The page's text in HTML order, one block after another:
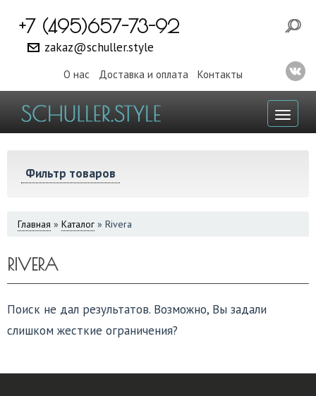
+7 (495)657-73-92
zakaz@schuller.style
О нас Доставка и оплата Контакты
Фильтр товаров
ВЫ
Главная » Каталог » Rivera
RIVERA
Поиск не дал результатов. Возможно, Вы задали
слишком жесткие ограничения?